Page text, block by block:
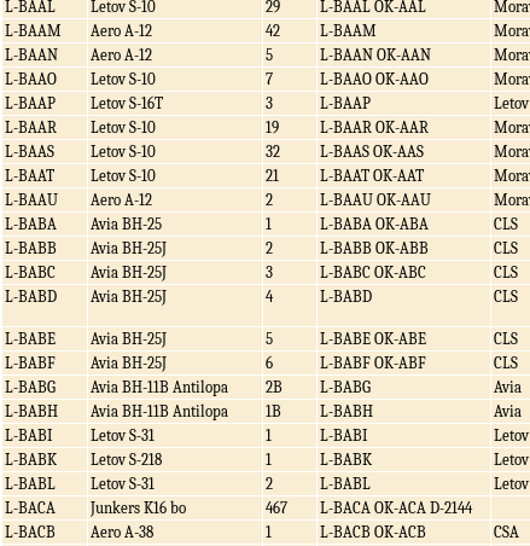
L-BAAL
Letov S-10 29 L-BAAL OK-AAL
L-BAAM
Aero A-12 42 L-BAAM
L-BAAN
Aero A-12 5 L-BAAN OK-AAN
L-BAAO
Letov S-10 7 L-BAAO OK-AAO
L-BAAP
Letov S-16T 3 L-BAAP Letov
L-BAAR
Letov S-10 19 L-BAAR OK-AAR
L-BAAS
Letov S-10 32 L-BAAS OK-AAS
L-BAAT
Letov S-10 21 L-BAAT OK-AAT
L-BAAU
Aero A-12 2 L-BAAU OK-AAU
L-BABA
Avia BH-25 1 L-BABA OK-ABA CLS
L-BABB
Avia BH-25J 2 L-BABB OK-ABB CLS
L-BABC
Avia BH-25J 3 L-BABC OK-ABC CLS
L-BABD
Avia BH-25J 4 L-BABD CLS
L-BABE
Avia BH-25J 5 L-BABE OK-ABE CLS
L-BABF
Avia BH-25J 6 L-BABF OK-ABF CLS
L-BABG
Avia BH-11B Antilopa 2B L-BABG Avia
L-BABH
Avia BH-11B Antilopa 1B L-BABH Avia
L-BABI
Letov S-31 1 L-BABI Letov
L-BABK
Letov S-218 1 L-BABK Letov
L-BABL
Letov S-31 2 L-BABL Letov
L-BACA
Junkers K16 bo 467 L-BACA OK-ACA D-2144
L-BACB
Aero A-38 1 L-BACB OK-ACB CSA